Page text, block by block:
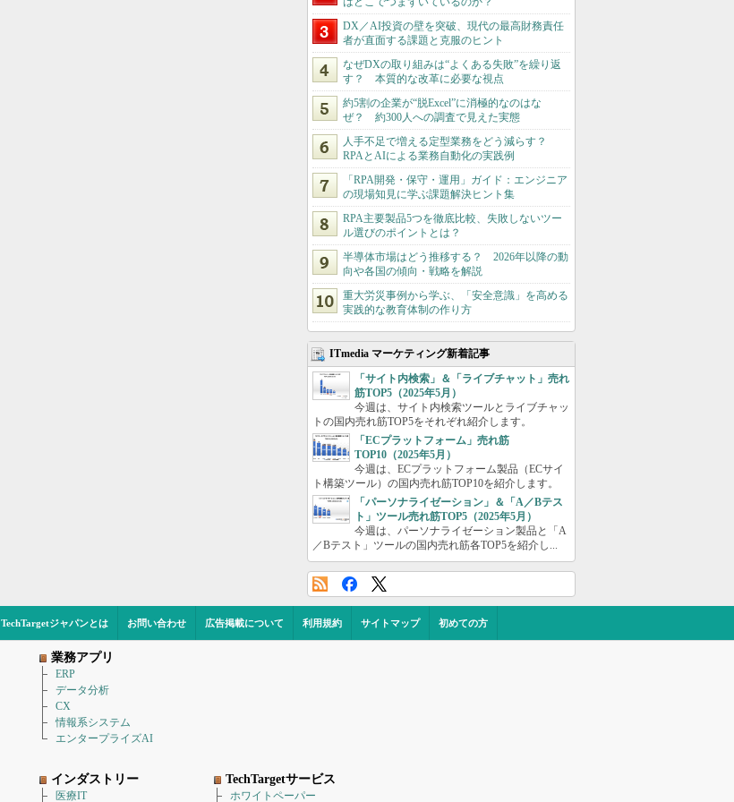
DX／AI投資の壁を突破、現代の最高財務責任
者が直面する課題と克服のヒント
なぜDXの取り組みは“よくある失敗”を繰り返
す？ 本質的な改革に必要な視点
約5割の企業が“脱Excel”に消極的なのはな
ぜ？ 約300人への調査で見えた実態
人手不足で増える定型業務をどう減らす？
RPAとAIによる業務自動化の実践例
「RPA開発・保守・運用」ガイド：エンジニア
の現場知見に学ぶ課題解決ヒント集
RPA主要製品5つを徹底比較、失敗しないツー
ル選びのポイントとは？
半導体市場はどう推移する？ 2026年以降の動
向や各国の傾向・戦略を解説
重大労災事例から学ぶ、「安全意識」を高める
実践的な教育体制の作り方
ITmedia マーケティング新着記事
「サイト内検索」＆「ライブチャット」売れ
筋TOP5（2025年5月）
今週は、サイト内検索ツールとライブチャッ
トの国内売れ筋TOP5をそれぞれ紹介します。
「ECプラットフォーム」売れ筋
TOP10（2025年5月）
今週は、ECプラットフォーム製品（ECサイ
ト構築ツール）の国内売れ筋TOP10を紹介します。
「パーソナライゼーション」＆「A／Bテス
ト」ツール売れ筋TOP5（2025年5月）
今週は、パーソナライゼーション製品と「A
／Bテスト」ツールの国内売れ筋各TOP5を紹介し...
TechTargetジャパンとは お問い合わせ 広告掲載について 利用規約 サイトマップ 初めての方
業務アプリ
ERP
データ分析
CX
情報系システム
エンタープライズAI
インダストリー
医療IT
TechTargetサービス
ホワイトペーパー